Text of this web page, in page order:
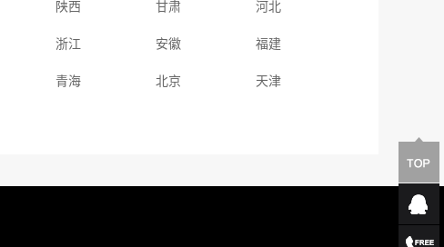
陕西 甘肃 河北
浙江 安徽 福建
青海 北京 天津